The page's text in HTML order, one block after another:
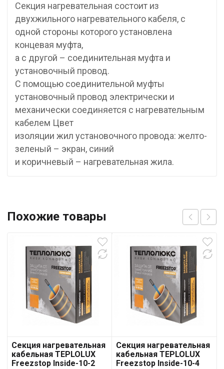
Секция нагревательная состоит из
двухжильного нагревательного кабеля, с
одной стороны которого установлена
концевая муфта,
а с другой – соединительная муфта и
установочный провод.
С помощью соединительной муфты
установочный провод электрически и
механически соединяется с нагревательным
кабелем Цвет
изоляции жил установочного провода: желто-
зеленый – экран, синий
и коричневый – нагревательная жила.
Похожие товары
Секция нагревательная
кабельная TEPLOLUX
Freezstop Inside-10-2
Секция нагревательная
кабельная TEPLOLUX
Freezstop Inside-10-4